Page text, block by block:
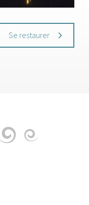
Se restaurer